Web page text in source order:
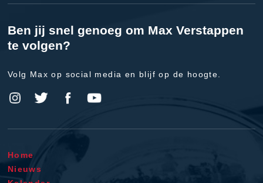
Ben jij snel genoeg om Max Verstappen
te volgen?
Volg Max op social media en blijf op de hoogte.
Home
Nieuws